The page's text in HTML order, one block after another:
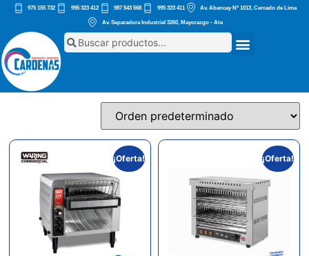
975 155 732 995 323 412 987 543 568 995 323 411 Av. Abancay Nº 1013, Cercado de Lima
Av. Separadora Industrial 3260, Mayorazgo - Ate
¡Oferta! ¡Oferta!